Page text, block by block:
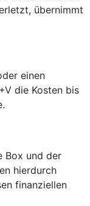
übernimmt
einen
die Kosten bis
Box und der
hierdurch
finanziellen